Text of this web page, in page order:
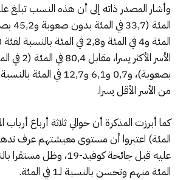
من الأسر الأقل يسرا.
المئة) اعتبروا أن مستوى معيشتهم عرف
المئة منهم وتحسن بالنسبة لـ1 في المئة.